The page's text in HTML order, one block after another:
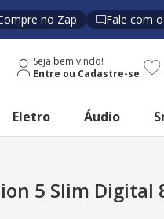
no Zap Fale com o
Seja bem vindo!
Eletro Áudio
5 Slim Digital